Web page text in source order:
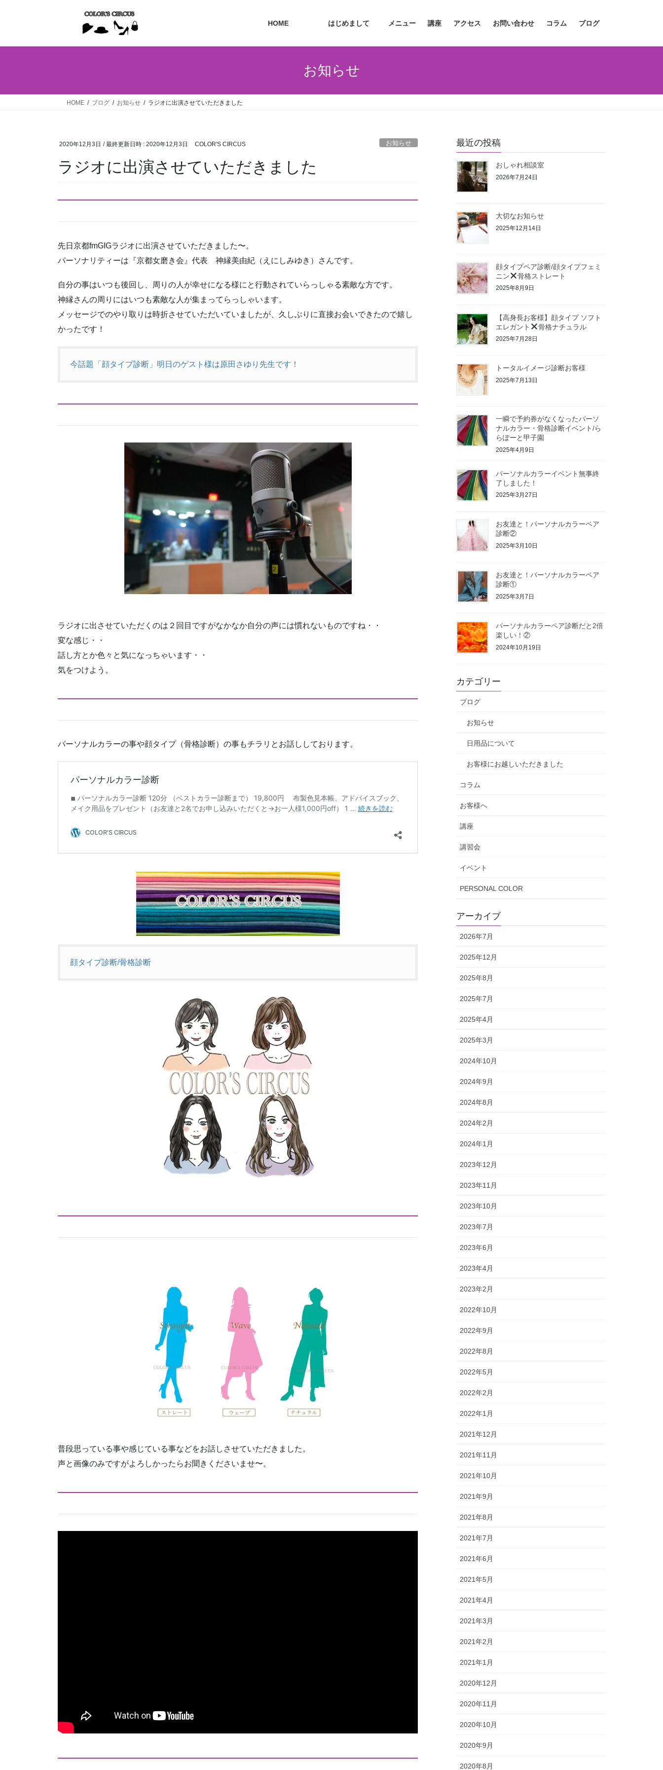
HOME はじめまして メニュー 講座 アクセス お問い合わせ コラム ブログ
お知らせ
HOME ブログ お知らせ ラジオに出演させていただきました
2020年12月3日 / 最終更新日時 : 2020年12月3日 COLOR'S CIRCUS お知らせ
ラジオに出演させていただきました
先日京都fmGIGラジオに出演させていただきました〜。
パーソナリティーは『京都女磨き会』代表 神縁美由紀（えにしみゆき）さんです。
自分の事はいつも後回し、周りの人が幸せになる様にと行動されていらっしゃる素敵な方です。
神縁さんの周りにはいつも素敵な人が集まってらっしゃいます。
メッセージでのやり取りは時折させていただいていましたが、久しぶりに直接お会いできたので嬉し
かったです！
今話題「顔タイプ診断」明日のゲスト様は原田さゆり先生です！
ラジオに出させていただくのは２回目ですがなかなか自分の声には慣れないものですね・・
変な感じ・・
話し方とか色々と気になっちゃいます・・
気をつけよう。
パーソナルカラーの事や顔タイプ（骨格診断）の事もチラリとお話ししております。
顔タイプ診断/骨格診断
普段思っている事や感じている事などをお話しさせていただきました。
声と画像のみですがよろしかったらお聞きくださいませ〜。
最近の投稿
おしゃれ相談室
2026年7月24日
大切なお知らせ
2025年12月14日
顔タイプペア診断/顔タイプフェミ
ニン
骨格ストレート
2025年8月9日
【高身長お客様】顔タイプ ソフト
エレガント
骨格ナチュラル
2025年7月28日
トータルイメージ診断お客様
2025年7月13日
一瞬で予約券がなくなったパーソ
ナルカラー・骨格診断イベント/ら
らぽーと甲子園
2025年4月9日
パーソナルカラーイベント無事終
了しました！
2025年3月27日
お友達と！パーソナルカラーペア
診断②
2025年3月10日
お友達と！パーソナルカラーペア
診断①
2025年3月7日
パーソナルカラーペア診断だと2倍
楽しい！②
2024年10月19日
カテゴリー
ブログ
お知らせ
日用品について
お客様にお越しいただきました
コラム
お客様へ
講座
講習会
イベント
PERSONAL COLOR
アーカイブ
2026年7月
2025年12月
2025年8月
2025年7月
2025年4月
2025年3月
2024年10月
2024年9月
2024年8月
2024年2月
2024年1月
2023年12月
2023年11月
2023年10月
2023年7月
2023年6月
2023年4月
2023年2月
2022年10月
2022年9月
2022年8月
2022年5月
2022年2月
2022年1月
2021年12月
2021年11月
2021年10月
2021年9月
2021年8月
2021年7月
2021年6月
2021年5月
2021年4月
2021年3月
2021年2月
2021年1月
2020年12月
2020年11月
2020年10月
2020年9月
2020年8月